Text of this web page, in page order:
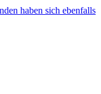
haben sich ebenfalls